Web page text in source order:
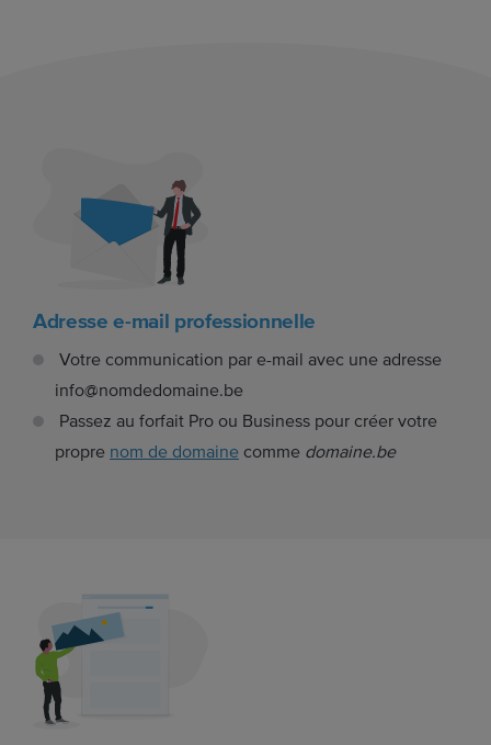
Adresse e-mail professionnelle
Votre communication par e-mail avec une adresse
info@nomdedomaine.be
Passez au forfait Pro ou Business pour créer votre
propre nom de domaine comme domaine.be